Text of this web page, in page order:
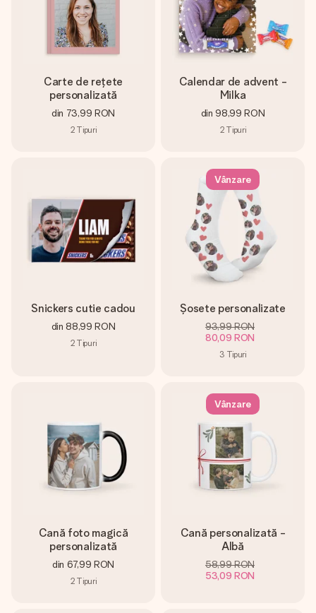
Carte de rețete
personalizată
din 73,99 RON
2 Tipuri
Calendar de advent -
Milka
din 98,99 RON
2 Tipuri
Snickers cutie cadou
din 88,99 RON
2 Tipuri
Vânzare
Șosete personalizate
93,99 RON
80,09 RON
3 Tipuri
Cană foto magică
personalizată
din 67,99 RON
2 Tipuri
Vânzare
Cană personalizată -
Albă
58,99 RON
53,09 RON